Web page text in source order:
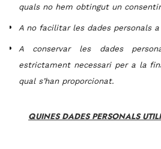
quals no hem obtingut un
A no facilitar les dades personals
A conservar les dades
estrictament necessari per a la
qual s’han proporcionat.
QUINES DADES PERSONALS